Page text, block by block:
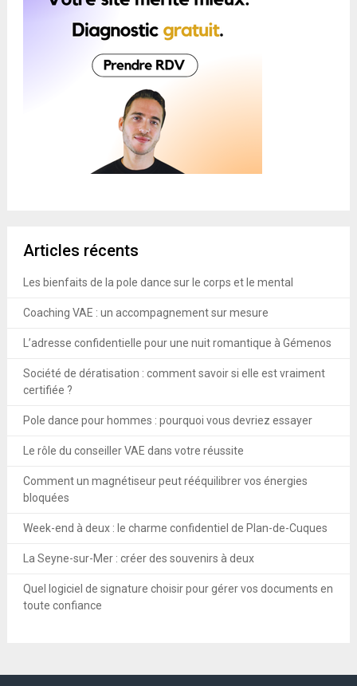
Articles récents
Les bienfaits de la pole dance sur le corps et le mental
Coaching VAE : un accompagnement sur mesure
L’adresse confidentielle pour une nuit romantique à Gémenos
Société de dératisation : comment savoir si elle est vraiment
certifiée ?
Pole dance pour hommes : pourquoi vous devriez essayer
Le rôle du conseiller VAE dans votre réussite
Comment un magnétiseur peut rééquilibrer vos énergies
bloquées
Week-end à deux : le charme confidentiel de Plan-de-Cuques
La Seyne-sur-Mer : créer des souvenirs à deux
Quel logiciel de signature choisir pour gérer vos documents en
toute confiance